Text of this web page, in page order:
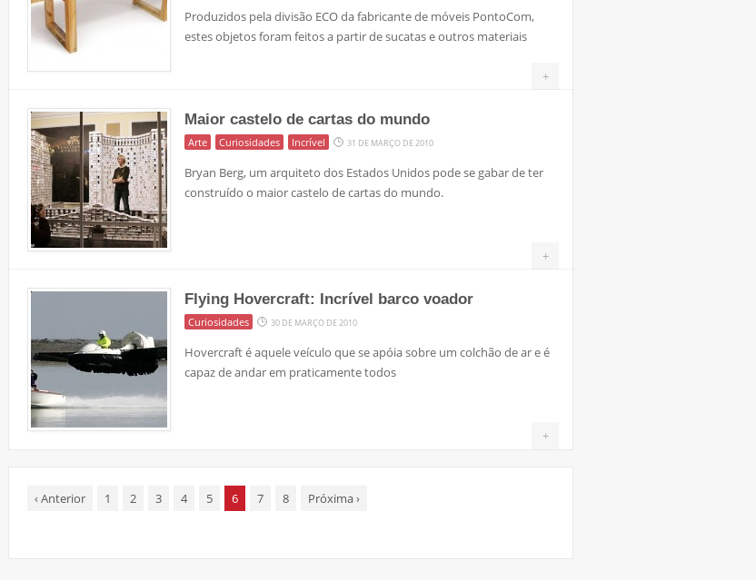
Produzidos pela divisão ECO da fabricante de móveis PontoCom,
estes objetos foram feitos a partir de sucatas e outros materiais
+
Maior castelo de cartas do mundo
Arte Curiosidades Incrível 31 DE MARÇO DE 2010
Bryan Berg, um arquiteto dos Estados Unidos pode se gabar de ter
construído o maior castelo de cartas do mundo.
+
Flying Hovercraft: Incrível barco voador
Curiosidades 30 DE MARÇO DE 2010
Hovercraft é aquele veículo que se apóia sobre um colchão de ar e é
capaz de andar em praticamente todos
+
‹Anterior 1 2 3 4 5 6 7 8 Próxima›